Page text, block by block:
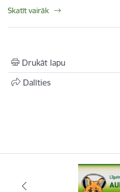
Skatīt vairāk
Drukāt lapu
Dalīties